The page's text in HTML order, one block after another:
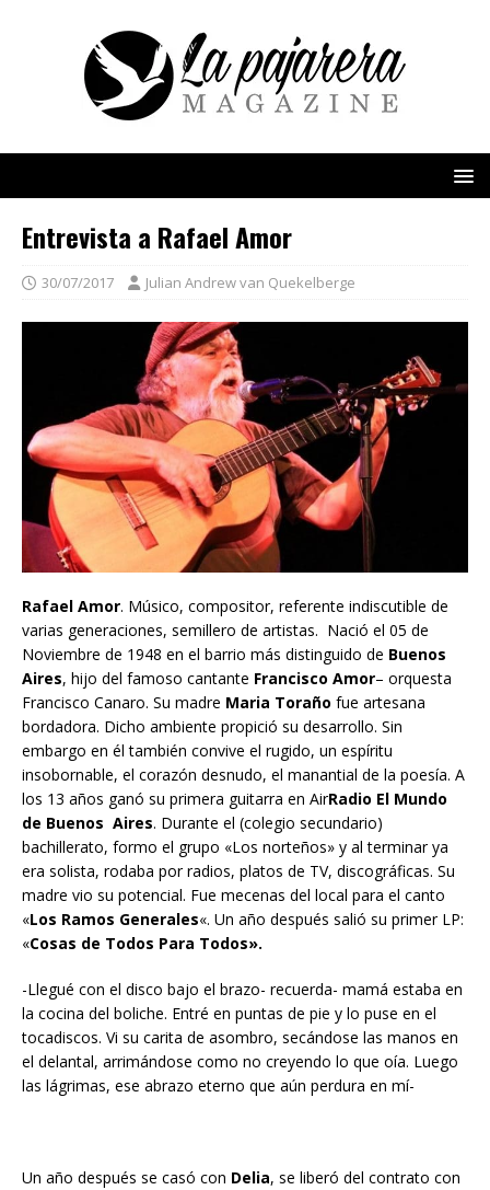
Entrevista a Rafael Amor
30/07/2017 Julian Andrew van Quekelberge
Rafael Amor. Músico, compositor, referente indiscutible de
varias generaciones, semillero de artistas. Nació el 05 de
Noviembre de 1948 en el barrio más distinguido de Buenos
Aires, hijo del famoso cantante Francisco Amor– orquesta
Francisco Canaro. Su madre Maria Toraño fue artesana
bordadora. Dicho ambiente propició su desarrollo. Sin
embargo en él también convive el rugido, un espíritu
insobornable, el corazón desnudo, el manantial de la poesía. A
los 13 años ganó su primera guitarra en AirRadio El Mundo
de Buenos Aires. Durante el (colegio secundario)
bachillerato, formo el grupo «Los norteños» y al terminar ya
era solista, rodaba por radios, platos de TV, discográficas. Su
madre vio su potencial. Fue mecenas del local para el canto
«Los Ramos Generales«. Un año después salió su primer LP:
«Cosas de Todos Para Todos».
-Llegué con el disco bajo el brazo- recuerda- mamá estaba en
la cocina del boliche. Entré en puntas de pie y lo puse en el
tocadiscos. Vi su carita de asombro, secándose las manos en
el delantal, arrimándose como no creyendo lo que oía. Luego
las lágrimas, ese abrazo eterno que aún perdura en mí-
Un año después se casó con Delia, se liberó del contrato con